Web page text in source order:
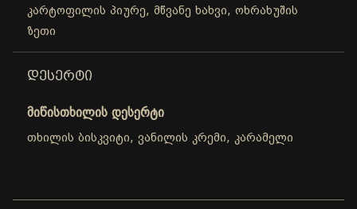
კარტოფილის პიურე, მწვანე ხახვი, ოხრახუშის
ზეთი
ᲓᲔᲡᲔᲠᲢᲘ
მიწისთხილის დესერტი
თხილის ბისკვიტი, ვანილის კრემი, კარამელი